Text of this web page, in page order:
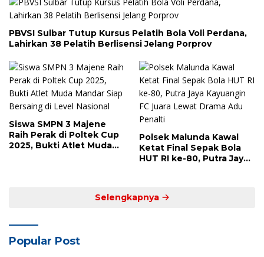
PBVSI Sulbar Tutup Kursus Pelatih Bola Voli Perdana,
Lahirkan 38 Pelatih Berlisensi Jelang Porprov
Siswa SMPN 3 Majene
Raih Perak di Poltek Cup
2025, Bukti Atlet Muda
Polsek Malunda Kawal
Ketat Final Sepak Bola
HUT RI ke-80, Putra Jaya
Selengkapnya
Popular Post